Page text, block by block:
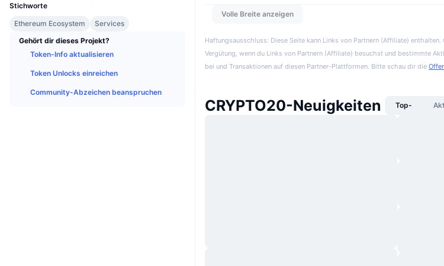
Stichworte
Ethereum Ecosystem
Services
Gehört dir dieses Projekt?
Token-Info aktualisieren
Token Unlocks einreichen
Community-Abzeichen beanspruchen
Volle Breite anzeigen
Haftungsausschluss: Diese Seite kann Links von Partnern (Affiliate)
Vergütung, wenn du Links von Partnern (Affiliate) besuchst und bestimmte
bei und Transaktionen auf diesen Partner-Plattformen. Bitte schau dir die
CRYPTO20-Neuigkeiten Top-